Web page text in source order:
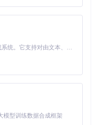
MiniMax H3 是一个通用的全模态生成系统。它支持对由文本、图像、视频和音频组成的多模态上下文进行统一理解，并能生成分辨率高达 2K、时长可达 15 秒的带原生立体声音频的视频。得益于面向任务泛化的系统设计，H3 在预训练阶段就已具备广泛的多模态上下文理解与生成能力，能够出色地执行复杂的多模态指令。
模型训练数据合成框架